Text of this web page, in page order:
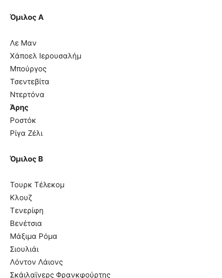
Όμιλος A
Λε Μαν
Χάποελ Ιερουσαλήμ
Μπούργος
Τσεντεβίτα
Ντερτόνα
Άρης
Ροστόκ
Ρίγα Ζέλι
Όμιλος Β
Τουρκ Τέλεκομ
Κλουζ
Τενερίφη
Βενέτσια
Μάξιμα Ρόμα
Σιουλιάι
Λόντον Λάιονς
Σκάιλαϊνερς Φρανκφούρτης